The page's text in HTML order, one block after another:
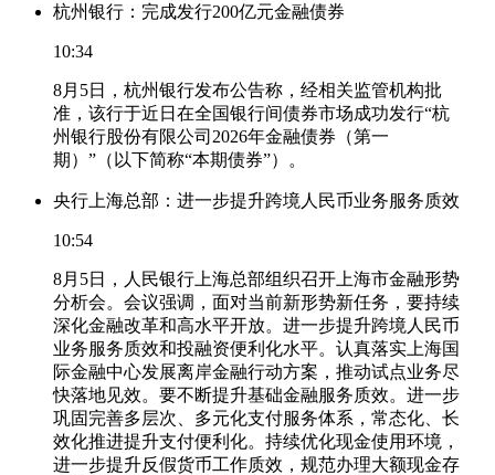
杭州银行：完成发行200亿元金融债券
10:34
8月5日，杭州银行发布公告称，经相关监管机构批
准，该行于近日在全国银行间债券市场成功发行“杭
州银行股份有限公司2026年金融债券（第一
期）”（以下简称“本期债券”）。
央行上海总部：进一步提升跨境人民币业务服务质效
10:54
8月5日，人民银行上海总部组织召开上海市金融形势
分析会。会议强调，面对当前新形势新任务，要持续
深化金融改革和高水平开放。进一步提升跨境人民币
业务服务质效和投融资便利化水平。认真落实上海国
际金融中心发展离岸金融行动方案，推动试点业务尽
快落地见效。要不断提升基础金融服务质效。进一步
巩固完善多层次、多元化支付服务体系，常态化、长
效化推进提升支付便利化。持续优化现金使用环境，
进一步提升反假货币工作质效，规范办理大额现金存